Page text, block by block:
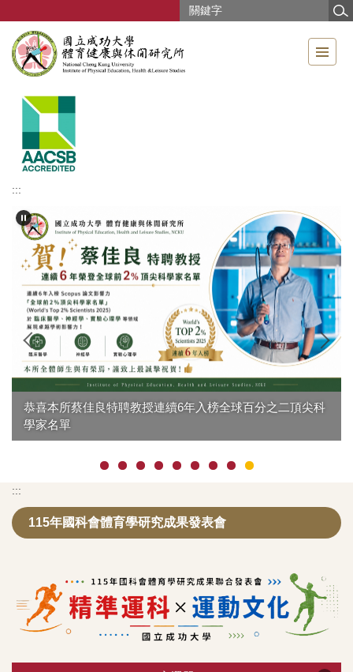
主
要
:::
恭喜本所蔡佳良特聘教授連續6年入榜全球百分之二頂尖科
學家名單
:::
115年國科會體育學研究成果發表會